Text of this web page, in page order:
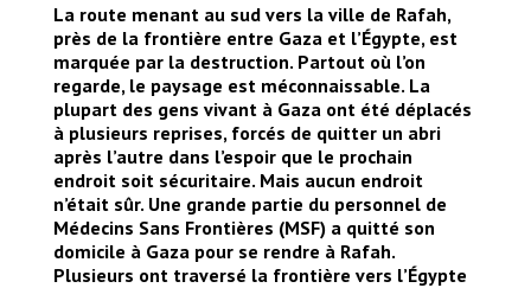
La route menant au sud vers la ville de Rafah,
près de la frontière entre Gaza et l’Égypte, est
marquée par la destruction. Partout où l’on
regarde, le paysage est méconnaissable. La
plupart des gens vivant à Gaza ont été déplacés
à plusieurs reprises, forcés de quitter un abri
après l’autre dans l’espoir que le prochain
endroit soit sécuritaire. Mais aucun endroit
n’était sûr. Une grande partie du personnel de
Médecins Sans Frontières (MSF) a quitté son
domicile à Gaza pour se rendre à Rafah.
Plusieurs ont traversé la frontière vers l’Égypte